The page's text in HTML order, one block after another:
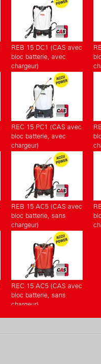
REB 15 DC1 (CAS avec
bloc batterie, avec
chargeur)
REC 15 PC1 (CAS avec
bloc batterie, avec
chargeur)
REB 15 AC5 (CAS avec
bloc batterie, sans
chargeur)
REC 15 AC5 (CAS avec
bloc batterie, sans
chargeur)